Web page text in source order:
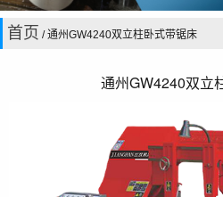
首页 / 通州GW4240双立柱卧式带锯床
通州GW4240双立